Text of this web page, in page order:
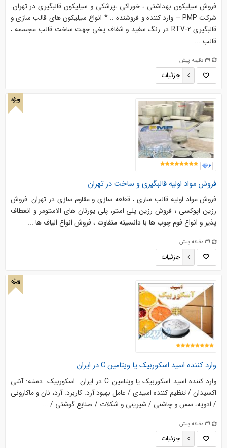
فروش سیلیکون بهداشتی ، خوراکی ،پزشکی و سیلیکون قالبگیری در تهران.
شرکت PMP – وارد کننده و فروشنده :. * انواع سیلیکون های قالب سازی و
قالبگیری RTV-2 در رنگ سفید و شفاف یخی جهت ساخت قالب مجسمه ،
قالب ...
39 دقیقه پیش
جزئیات
ویژه
6
فروش مواد اولیه قالبگیری و ساخت در تهران
فروش مواد اولیه قالب سازی ، قطعه سازی و مقاوم سازی در تهران. فروش
رزین اپوکسی ؛ فروش رزین پلی استر، پلی یورتان های الاستومر و انعطاف
پذیر و انواع فوم چوب ها با دانسیته متفاوت ، فروش انواع الیاف ها ...
39 دقیقه پیش
جزئیات
ویژه
وارد کننده اسید اسکوربیک یا ویتامین C در ایران
وارد کننده اسید اسکوربیک یا ویتامین C در ایران. اسکوربیک. دسته: آنتی
اکسیدان / تنظیم کننده اسیدی / عامل بهبود آرد. کاربرد: آرد، نان و ماکارونی
/ ادویه، سس و چاشنی / شیرینی و شکلات / صنایع گوشتی / ...
39 دقیقه پیش
جزئیات